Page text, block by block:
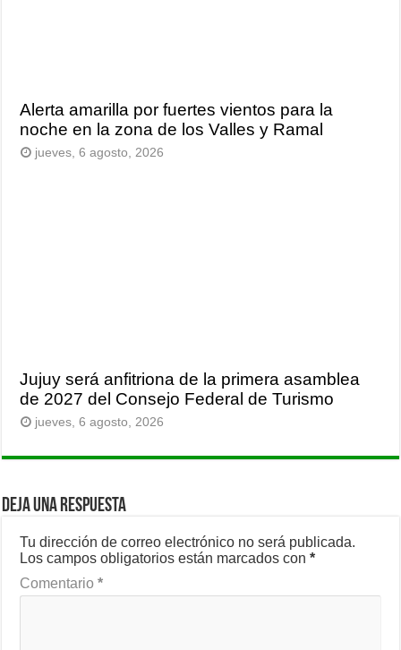
Alerta amarilla por fuertes vientos para la
noche en la zona de los Valles y Ramal
jueves, 6 agosto, 2026
Jujuy será anfitriona de la primera asamblea
de 2027 del Consejo Federal de Turismo
jueves, 6 agosto, 2026
Deja una respuesta
Tu dirección de correo electrónico no será publicada.
Los campos obligatorios están marcados con*
Comentario*